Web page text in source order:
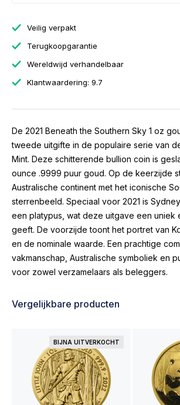
Veilig verpakt
Terugkoopgarantie
Wereldwijd verhandelbaar
Klantwaardering: 9.7
De 2021 Beneath the Southern Sky 1 oz
tweede uitgifte in de populaire serie van
Mint. Deze schitterende bullion coin is
ounce .9999 puur goud. Op de keerzijde
Australische continent met het iconische
sterrenbeeld. Speciaal voor 2021 is
een platypus, wat deze uitgave een uniek
geeft. De voorzijde toont het portret van
en de nominale waarde. Een prachtige
vakmanschap, Australische symboliek en
voor zowel verzamelaars als beleggers.
Vergelijkbare producten
BIJNA UITVERKOCHT